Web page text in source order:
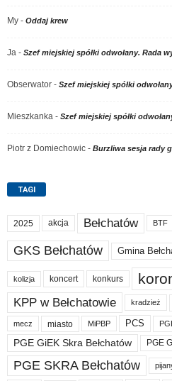
My - Oddaj krew
Ja - Szef miejskiej spółki odwołany. Rada
Obserwator - Szef miejskiej spółki
Mieszkanka - Szef miejskiej spółki
Piotr z Domiechowic - Burzliwa sesja rady
TAGI
2025 akcja Bełchatów BTF
GKS Bełchatów Gmina
kolizja koncert konkurs
KPP w Bełchatowie kradzież
mecz miasto MiPBP PCS
PGE GiEK Skra Bełchatów PGE
PGE SKRA Bełchatów